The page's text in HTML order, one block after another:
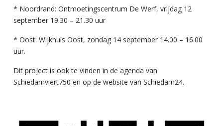
* Noordrand: Ontmoetingscentrum De Werf, vrijdag 12
september 19.30 – 21.30 uur
* Oost: Wijkhuis Oost, zondag 14 september 14.00 – 16.00
uur.
Dit project is ook te vinden in de agenda van
Schiedamviert750 en op de website van Schiedam24.